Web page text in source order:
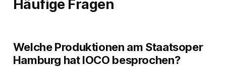
Häufige Fragen
Welche Produktionen am Staatsoper
Hamburg hat IOCO besprochen?